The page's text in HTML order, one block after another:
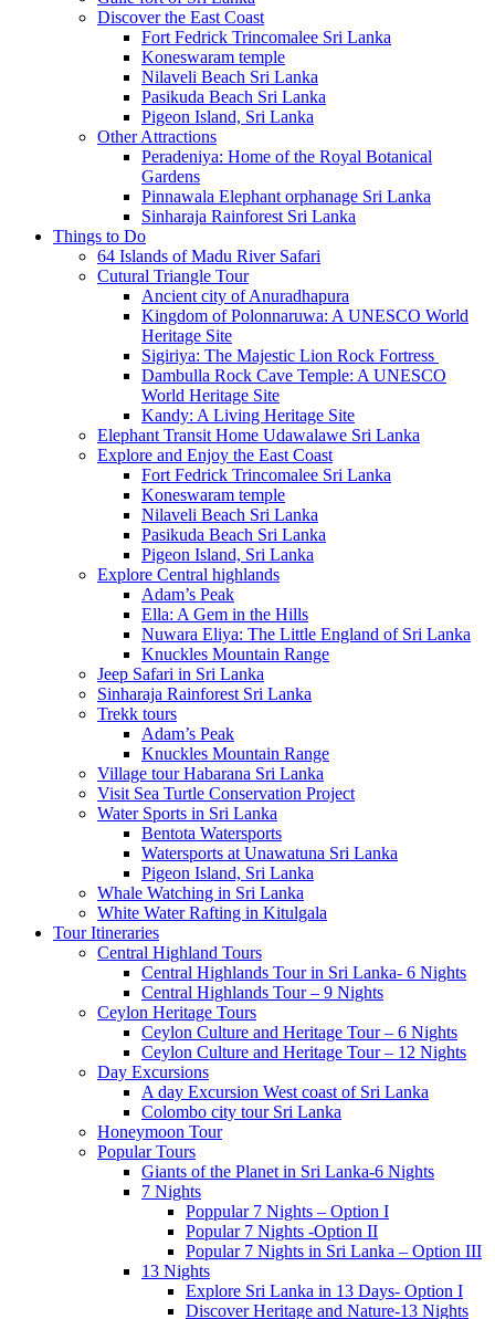
Discover the East Coast
Fort Fedrick Trincomalee Sri Lanka
Koneswaram temple
Nilaveli Beach Sri Lanka
Pasikuda Beach Sri Lanka
Pigeon Island, Sri Lanka
Other Attractions
Peradeniya: Home of the Royal Botanical
Gardens
Pinnawala Elephant orphanage Sri Lanka
Sinharaja Rainforest Sri Lanka
Things to Do
64 Islands of Madu River Safari
Cutural Triangle Tour
Ancient city of Anuradhapura
Kingdom of Polonnaruwa: A UNESCO World
Heritage Site
Sigiriya: The Majestic Lion Rock Fortress
Dambulla Rock Cave Temple: A UNESCO
World Heritage Site
Kandy: A Living Heritage Site
Elephant Transit Home Udawalawe Sri Lanka
Explore and Enjoy the East Coast
Fort Fedrick Trincomalee Sri Lanka
Koneswaram temple
Nilaveli Beach Sri Lanka
Pasikuda Beach Sri Lanka
Pigeon Island, Sri Lanka
Explore Central highlands
Adam’s Peak
Ella: A Gem in the Hills
Nuwara Eliya: The Little England of Sri Lanka
Knuckles Mountain Range
Jeep Safari in Sri Lanka
Sinharaja Rainforest Sri Lanka
Trekk tours
Adam’s Peak
Knuckles Mountain Range
Village tour Habarana Sri Lanka
Visit Sea Turtle Conservation Project
Water Sports in Sri Lanka
Bentota Watersports
Watersports at Unawatuna Sri Lanka
Pigeon Island, Sri Lanka
Whale Watching in Sri Lanka
White Water Rafting in Kitulgala
Tour Itineraries
Central Highland Tours
Central Highlands Tour in Sri Lanka- 6 Nights
Central Highlands Tour – 9 Nights
Ceylon Heritage Tours
Ceylon Culture and Heritage Tour – 6 Nights
Ceylon Culture and Heritage Tour – 12 Nights
Day Excursions
A day Excursion West coast of Sri Lanka
Colombo city tour Sri Lanka
Honeymoon Tour
Popular Tours
Giants of the Planet in Sri Lanka-6 Nights
7 Nights
Poppular 7 Nights – Option I
Popular 7 Nights -Option II
Popular 7 Nights in Sri Lanka – Option III
13 Nights
Explore Sri Lanka in 13 Days- Option I
Discover Heritage and Nature-13 Nights